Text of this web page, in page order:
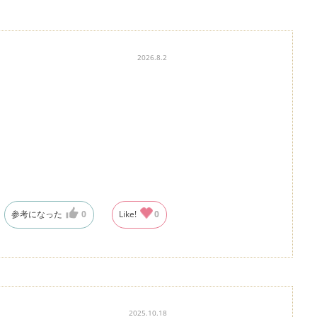
2026.8.2
参考になった 0 Like! 0
2025.10.18